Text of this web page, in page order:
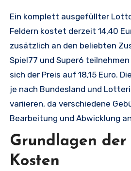
Ein komplett ausgefüllter Lottoschein mit 12
Feldern kostet derzeit 14,40
zusätzlich an den beliebten
Spiel77 und Super6
sich der Preis auf 18,15 Euro.
je nach Bundesland und
variieren, da verschiedene
Bearbeitung und Abwicklung
Grundlagen der
Kosten